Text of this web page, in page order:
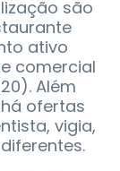
são
ativo
comercial
Além
ofertas
vigia,